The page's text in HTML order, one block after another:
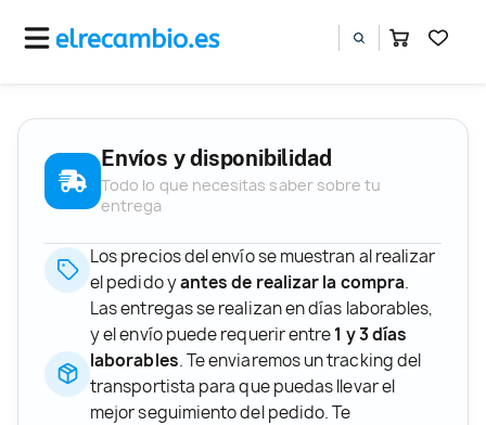
Envíos y disponibilidad
Todo lo que necesitas saber sobre tu
entrega
Los precios del envío se muestran al realizar
el pedido yantes de realizar la compra.
Las entregas se realizan en días laborables,
y el envío puede requerir entre1 y 3 días
laborables. Te enviaremos un tracking del
transportista para que puedas llevar el
mejor seguimiento del pedido. Te